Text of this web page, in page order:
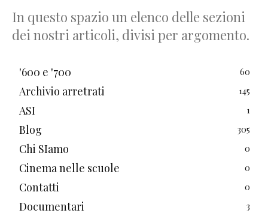
In questo spazio un elenco delle sezioni
dei nostri articoli, divisi per argomento.
'600 e '700 60
Archivio arretrati 145
ASI 1
Blog 305
Chi SIamo 0
Cinema nelle scuole 0
Contatti 0
Documentari 3